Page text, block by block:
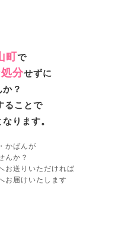
で
処分せずに
か？
ることで
なります。
かばんが
んか？
お送りいただければ
お届けいたします